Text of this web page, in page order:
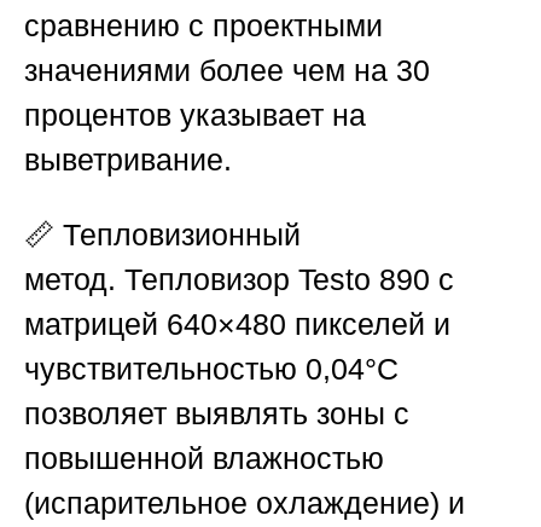
сравнению с проектными
значениями более чем на 30
процентов указывает на
выветривание.
📏 Тепловизионный
метод. Тепловизор Testo 890 с
матрицей 640×480 пикселей и
чувствительностью 0,04°С
позволяет выявлять зоны с
повышенной влажностью
(испарительное охлаждение) и